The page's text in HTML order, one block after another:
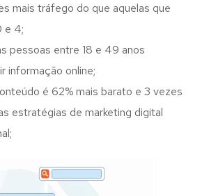
mais tráfego do que aquelas que
e 4;
pessoas entre 18 e 49 anos
informação online;
é 62% mais barato e 3 vezes
estratégias de marketing digital